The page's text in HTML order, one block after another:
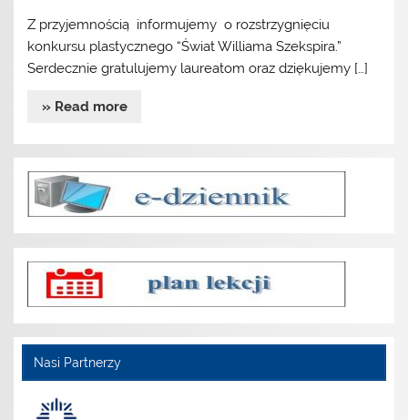
Z przyjemnością informujemy o rozstrzygnięciu
konkursu plastycznego “Świat Williama Szekspira.”
Serdecznie gratulujemy laureatom oraz dziękujemy […]
» Read more
Nasi Partnerzy